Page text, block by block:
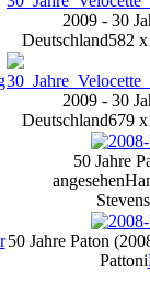
2009 - 30
Deutschland582 x
2009 - 30
Deutschland679 x
50 Jahre
angesehen
Stevens
50 Jahre Paton
Pattoni